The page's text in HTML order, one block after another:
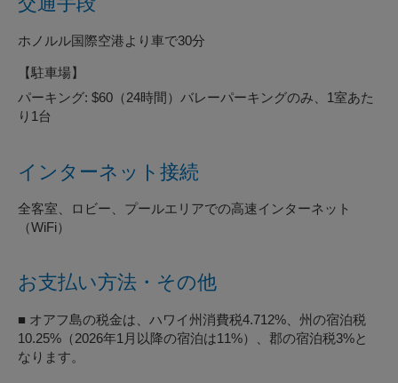
ホノルル国際空港より車で30分
【駐車場】
パーキング: $60（24時間）バレーパーキングのみ、1室あた
り1台
インターネット接続
全客室、ロビー、プールエリアでの高速インターネット
（WiFi）
お支払い方法・その他
■ オアフ島の税金は、ハワイ州消費税4.712%、州の宿泊税
10.25%（2026年1月以降の宿泊は11%）、郡の宿泊税3%と
なります。